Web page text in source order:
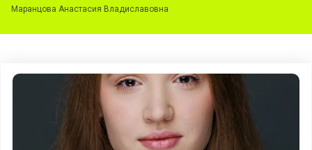
Маранцова Анастасия Владиславовна